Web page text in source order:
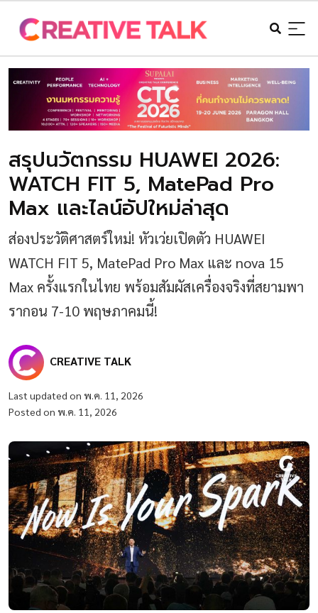
สรุปนวัตกรรม HUAWEI 2026:
WATCH FIT 5, MatePad Pro
Max และไลน์อัปใหม่ล่าสุด
ส่องประวัติศาสตร์ใหม่! หัวเว่ยเปิดตัว HUAWEI
WATCH FIT 5, MatePad Pro Max และ nova 15
Max ครั้งแรกในไทย พร้อมสัมผัสเครื่องจริงที่สยามพา
รากอน 7-10 พฤษภาคมนี้!
CREATIVE TALK
Last updated on พ.ค. 11, 2026
Posted on พ.ค. 11, 2026